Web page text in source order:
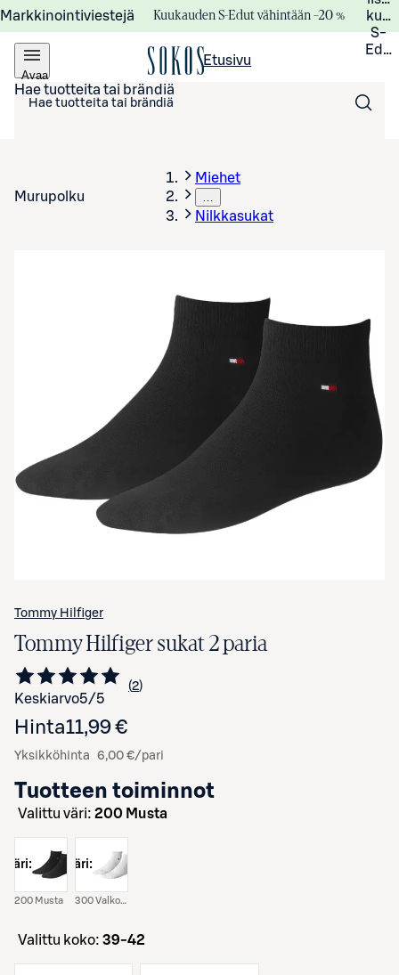
Markkinointiviestejä Kuukauden S-Edut vähintään –20 %
S-
Avaa
valikko
Etusivu
Hae tuotteita tai brändiä
Murupolku
Miehet
…
Nilkkasukat
Avaa tuotekuva suurennettuna
Tommy Hilfiger
Tommy Hilfiger sukat 2 paria
Keskiarvo5/5 Siirry arvioihin
2
kappaletta
Hinta11,99 €
Yksikköhinta 6,00 €/pari
Tuotteen toiminnot
Valittu väri: 200 Musta
väri:
200 Musta
väri:
300 Valkoinen
Valittu koko: 39-42